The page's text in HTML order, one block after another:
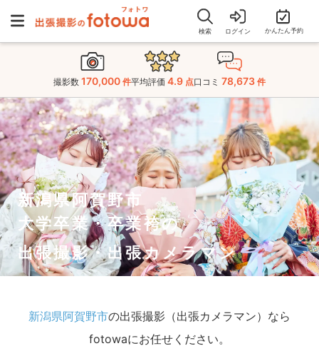
検索 ログイン かんたん予約
撮影数 170,000 件平均評価 4.9 点口コミ 78,673 件
新潟県阿賀野市
大学卒業・卒業袴の
出張撮影・出張カメラマン
新潟県阿賀野市の出張撮影（出張カメラマン）なら
fotowaにお任せください。